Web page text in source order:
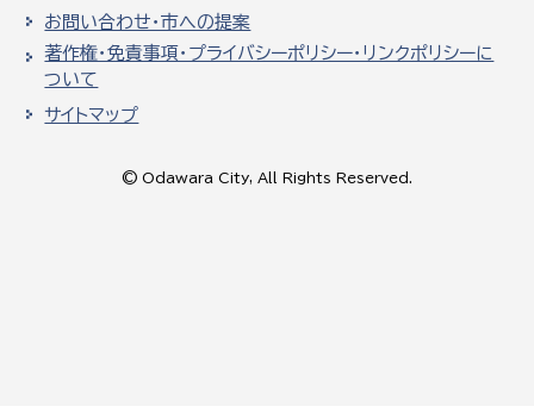
お問い合わせ・市への提案
著作権・免責事項・プライバシーポリシー・リンクポリシーに
ついて
サイトマップ
© Odawara City, All Rights Reserved.